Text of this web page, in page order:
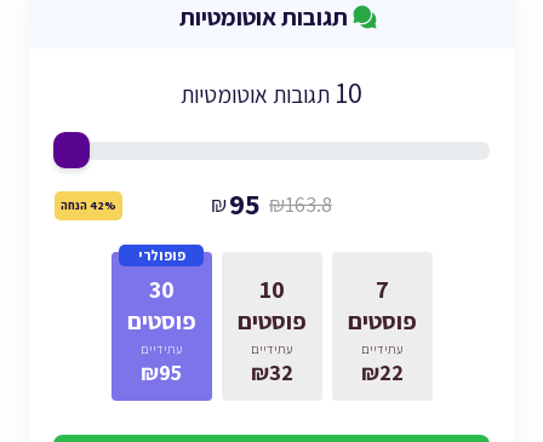
תגובות אוטומטיות
10 תגובות אוטומטיות
₪95 ₪163.8 42% הנחה
7
פוסטים
עתידיים
₪22
10
פוסטים
עתידיים
₪32
30
פוסטים
עתידיים
₪95
פופולרי